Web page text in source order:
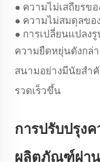
● ความไม่เสถียรข
● ความไม่สมดุลขอ
● การเปลี่ยนแปลง
ความยืดหยุ่นดังกล่
สนามอย่างมีนัยสำ
รวดเร็วขึ้น
การปรับปรุง
ผลิตภัณฑ์ผ่าน